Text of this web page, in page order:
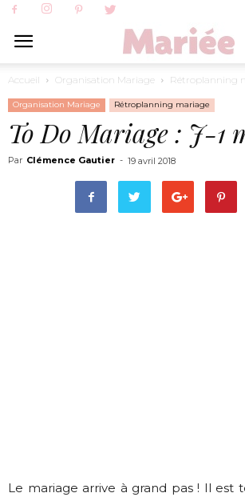
Accueil Organisation Mariage Rétroplanning
Organisation Mariage Rétroplanning mariage
To Do Mariage : J-1
Par Clémence Gautier - 19 avril 2018
Le mariage arrive à grand pas ! Il est